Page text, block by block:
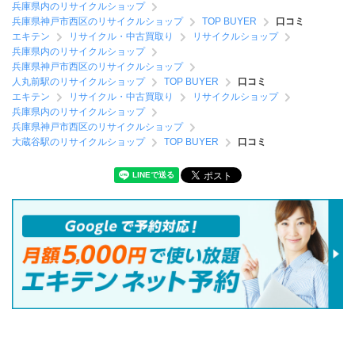
兵庫県内のリサイクルショップ
兵庫県神戸市西区のリサイクルショップ
TOP BUYER
口コミ
エキテン
リサイクル・中古買取り
リサイクルショップ
兵庫県内のリサイクルショップ
兵庫県神戸市西区のリサイクルショップ
人丸前駅のリサイクルショップ
TOP BUYER
口コミ
エキテン
リサイクル・中古買取り
リサイクルショップ
兵庫県内のリサイクルショップ
兵庫県神戸市西区のリサイクルショップ
大蔵谷駅のリサイクルショップ
TOP BUYER 口コミ